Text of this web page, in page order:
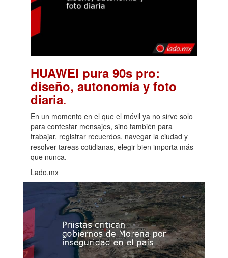
HUAWEI pura 90s pro:
diseño, autonomía y foto
diaria.
En un momento en el que el móvil ya no sirve solo
para contestar mensajes, sino también para
trabajar, registrar recuerdos, navegar la ciudad y
resolver tareas cotidianas, elegir bien importa más
que nunca.
Lado.mx